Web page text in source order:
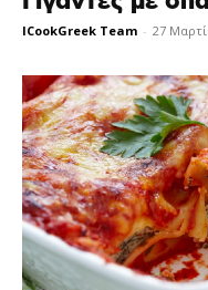
ICookGreek Team - 27